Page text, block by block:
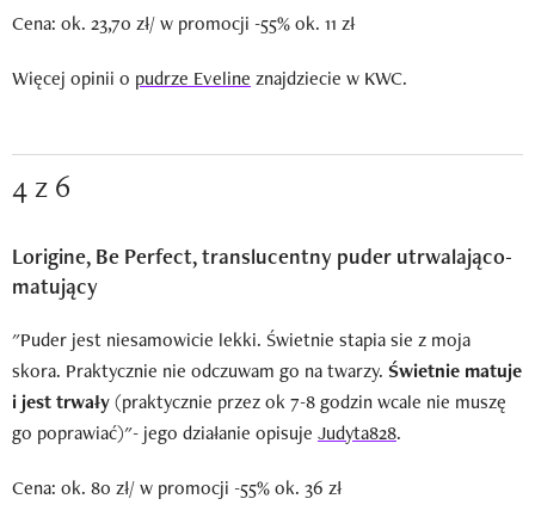
Cena: ok. 23,70 zł/ w promocji -55% ok. 11 zł
Więcej opinii o pudrze Eveline znajdziecie w KWC.
4 z 6
Lorigine, Be Perfect, translucentny puder utrwalająco-
matujący
"Puder jest niesamowicie lekki. Świetnie stapia sie z moja
skora. Praktycznie nie odczuwam go na twarzy. Świetnie matuje
i jest trwały(praktycznie przez ok 7-8 godzin wcale nie muszę
go poprawiać)"- jego działanie opisuje Judyta828.
Cena: ok. 80 zł/ w promocji -55% ok. 36 zł